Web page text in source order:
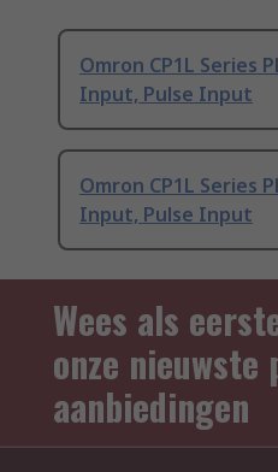
Omron CP1L Series
Input, Pulse Input
Omron CP1L Series
Input, Pulse Input
Wees als
onze nieuwste
aanbiedingen